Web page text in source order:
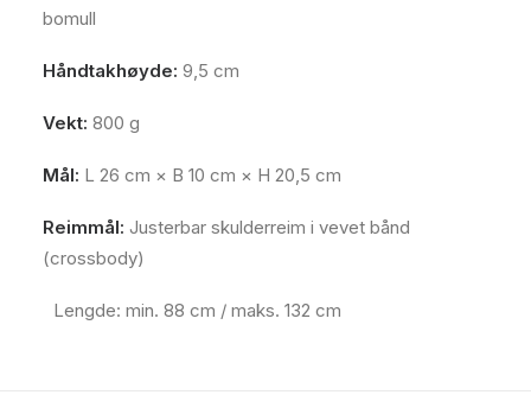
bomull
Håndtakhøyde: 9,5 cm
Vekt: 800 g
Mål: L 26 cm × B 10 cm × H 20,5 cm
Reimmål: Justerbar skulderreim i vevet bånd
(crossbody)
Lengde: min. 88 cm / maks. 132 cm